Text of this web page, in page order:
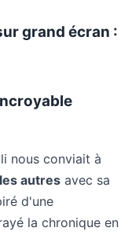
grand écran :
nous conviait à
autres avec sa
d'une
la chronique en